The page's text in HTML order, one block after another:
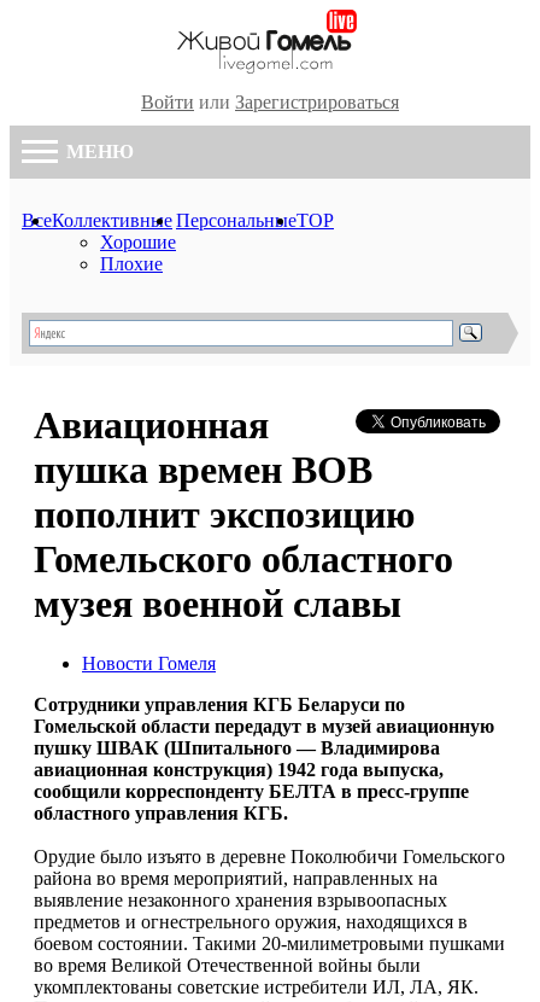
Войти или Зарегистрироваться
МЕНЮ
ВсеКоллективные
Хорошие
Плохие
ПерсональныеTOP
Авиационная
пушка времен ВОВ
пополнит экспозицию
Гомельского областного
музея военной славы
Новости Гомеля
Сотрудники управления КГБ Беларуси по
Гомельской области передадут в музей авиационную
пушку ШВАК (Шпитального — Владимирова
авиационная конструкция) 1942 года выпуска,
сообщили корреспонденту БЕЛТА в пресс-группе
областного управления КГБ.
Орудие было изъято в деревне Поколюбичи Гомельского
района во время мероприятий, направленных на
выявление незаконного хранения взрывоопасных
предметов и огнестрельного оружия, находящихся в
боевом состоянии. Такими 20-милиметровыми пушками
во время Великой Отечественной войны были
укомплектованы советские истребители ИЛ, ЛА, ЯК.